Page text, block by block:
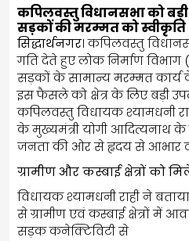
कपिलवस्तु विधानसभा को बड़ी
सड़कों की मरम्मत को स्वीकृति
सिद्धार्थनगर। कपिलवस्तु
गति देते हुए लोक निर्माण विभाग
सड़कों के सामान्य मरम्मत कार्य
इस फैसले को क्षेत्र के लिए बड़ी
कपिलवस्तु विधायक श्यामधनी
के मुख्यमंत्री योगी आदित्यनाथ के
जनता की ओर से हृदय से आभार
ग्रामीण और कस्बाई क्षेत्रों को
विधायक श्यामधनी राही ने
से ग्रामीण एवं कस्बाई क्षेत्रों में
सड़क कनेक्टिविटी से